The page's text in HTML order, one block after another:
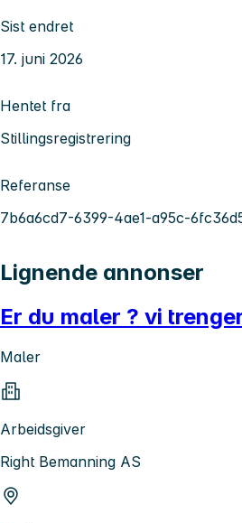
Sist endret
17. juni 2026
Hentet fra
Stillingsregistrering
Referanse
7b6a6cd7-6399-4ae1-a95c-
Lignende annonser
Er du maler ? vi
Maler
Arbeidsgiver
Right Bemanning AS